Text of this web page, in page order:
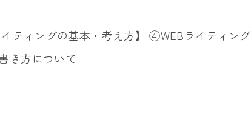
ティングの基本・考え方】 ④WEBライティング
き方について